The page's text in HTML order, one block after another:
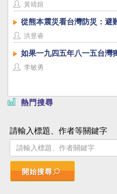
黃靖媗
從熊本震災看台灣防災：避
洪昱睿
如果一九四五年八一五台灣
李敏勇
熱門搜尋
請輸入標題、作者等關鍵字
開始搜尋